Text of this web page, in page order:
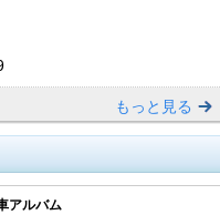
もっと見る
アルバム